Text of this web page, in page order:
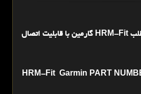
اکسسوری پایش ضربان قلب HRM-Fit گارمین با قابلیت اتصال